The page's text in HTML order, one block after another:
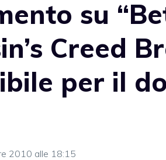
su
Creed
per il
2010 alle 18:15